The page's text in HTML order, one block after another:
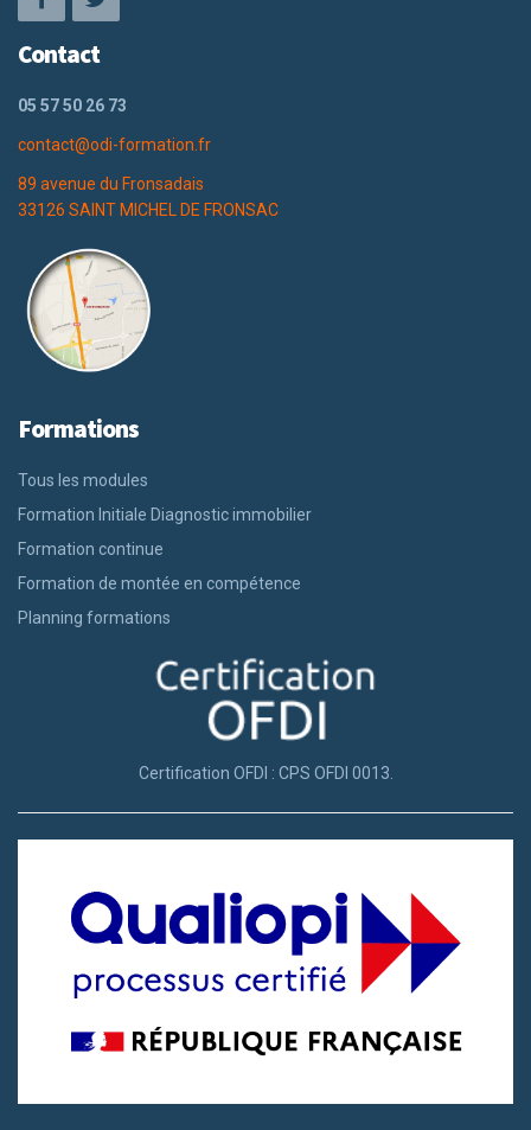
Contact
05 57 50 26 73
contact@odi-formation.fr
89 avenue du Fronsadais
33126 SAINT MICHEL DE FRONSAC
Formations
Tous les modules
Formation Initiale Diagnostic immobilier
Formation continue
Formation de montée en compétence
Planning formations
Certification OFDI : CPS OFDI 0013.